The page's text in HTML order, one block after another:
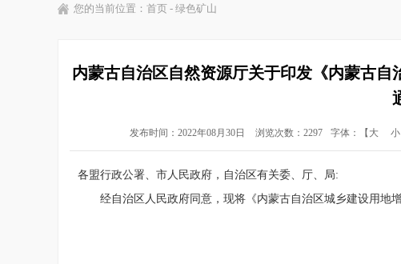
您的当前位置： 首页 - 绿色矿山
内蒙古自治区自然资源厅关于印发《内蒙古
发布时间：2022年08月30日 浏览次数：2297 字体：【 大 小
各盟行政公署、市人民政府，自治区有关委、厅、局:
经自治区人民政府同意，现将《内蒙古自治区城乡建设用地